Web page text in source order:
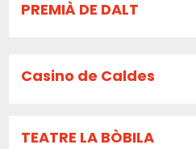
PREMIÀ DE DALT
Casino de Caldes
TEATRE LA BÒBILA